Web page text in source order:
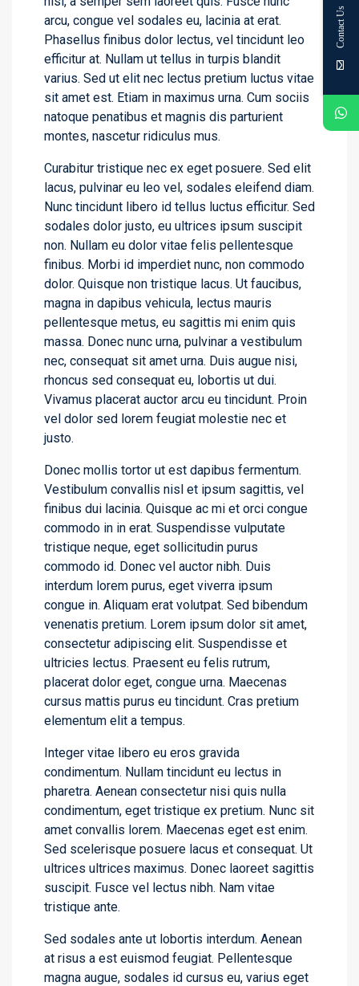
arcu, congue vel sodales eu, lacinia at erat.
Phasellus finibus dolor lectus, vel tincidunt leo
efficitur at. Nullam ut tellus in turpis blandit
varius. Sed ut elit nec lectus pretium luctus vitae
sit amet est. Etiam in maximus urna. Cum sociis
natoque penatibus et magnis dis parturient
montes, nascetur ridiculus mus.
Curabitur tristique nec ex eget posuere. Sed elit
lacus, pulvinar eu leo vel, sodales eleifend diam.
Nunc tincidunt libero id tellus luctus efficitur. Sed
sodales dolor justo, eu ultrices ipsum suscipit
non. Nullam eu dolor vitae felis pellentesque
finibus. Morbi id imperdiet nunc, non commodo
dolor. Quisque non tristique lacus. Ut faucibus,
magna in dapibus vehicula, lectus mauris
pellentesque metus, eu sagittis mi enim quis
massa. Donec nunc urna, pulvinar a vestibulum
nec, consequat sit amet urna. Duis augue nisi,
rhoncus sed consequat eu, lobortis ut dui.
Vivamus placerat auctor arcu eu tincidunt. Proin
vel dolor sed lorem feugiat molestie nec et
justo.
Donec mollis tortor ut est dapibus fermentum.
Vestibulum convallis nisl et ipsum sagittis, vel
finibus dui lacinia. Quisque ac mi et orci congue
commodo in in erat. Suspendisse vulputate
tristique neque, eget sollicitudin purus
commodo id. Donec vel auctor nibh. Duis
interdum lorem purus, eget viverra ipsum
congue in. Aliquam erat volutpat. Sed bibendum
venenatis pretium. Lorem ipsum dolor sit amet,
consectetur adipiscing elit. Suspendisse et
ultricies lectus. Praesent eu felis rutrum,
placerat dolor eget, congue urna. Maecenas
cursus mattis purus eu tincidunt. Cras pretium
elementum elit a tempus.
Integer vitae libero eu eros gravida
condimentum. Nullam tincidunt eu lectus in
pharetra. Aenean consectetur nisi quis nulla
condimentum, eget tristique ex pretium. Nunc sit
amet convallis lorem. Maecenas eget est enim.
Sed scelerisque posuere lacus et consequat. Ut
ultrices ultrices maximus. Donec laoreet sagittis
suscipit. Fusce vel lectus nibh. Nam vitae
tristique ante.
Sed sodales ante ut lobortis interdum. Aenean
at risus a est euismod feugiat. Pellentesque
magna augue, sodales id cursus eu, varius eget
Contact Us